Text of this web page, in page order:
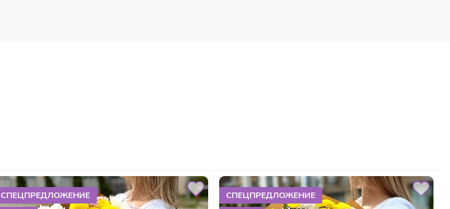
СПЕЦПРЕДЛОЖЕНИЕ
СПЕЦПРЕДЛОЖЕНИЕ